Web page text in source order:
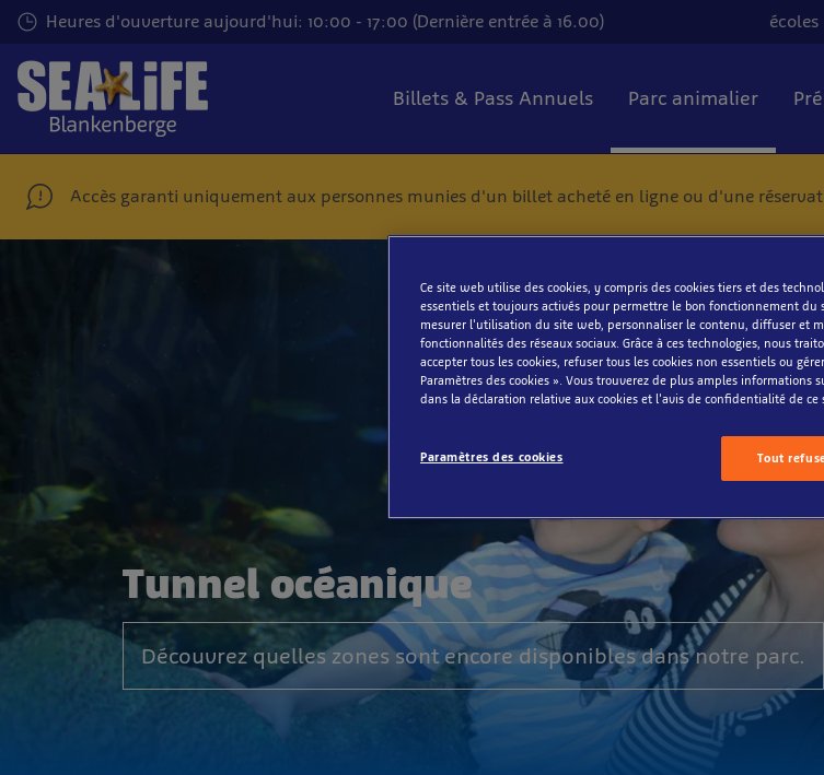
Passer
contenu
principal
Heures d'ouverture aujourd'hui: 10:00 - 17:00 (Dernière entrée à 16.00) écoles
Billets & Pass Annuels Parc animalier
Accès garanti uniquement aux personnes munies d'un billet acheté en ligne ou d'une
Tunnel océanique
Découvrez quelles zones sont encore disponibles dans notre parc.
Ce site web utilise des cookies, y compris des cookies tiers et des
essentiels et toujours activés pour permettre le bon fonctionnement du
mesurer l'utilisation du site web, personnaliser le contenu, diffuser et
fonctionnalités des réseaux sociaux. Grâce à ces technologies, nous
accepter tous les cookies, refuser tous les cookies non essentiels ou
Paramètres des cookies ». Vous trouverez de plus amples informations
dans la déclaration relative aux cookies et l'avis de confidentialité de ce
Paramètres des cookies Tout